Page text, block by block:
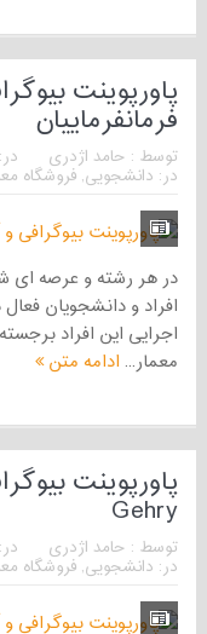
پاورپوینت
فرمانفرماییان
توسط : حامد اژدری در:
در: دانشجویی, فروشگاه
در هر رشته و عرصه ای
افراد و دانشجویان
اجرایی این افراد
معمار... ادامه متن
Gehry
توسط : حامد اژدری در:
در: دانشجویی, فروشگاه